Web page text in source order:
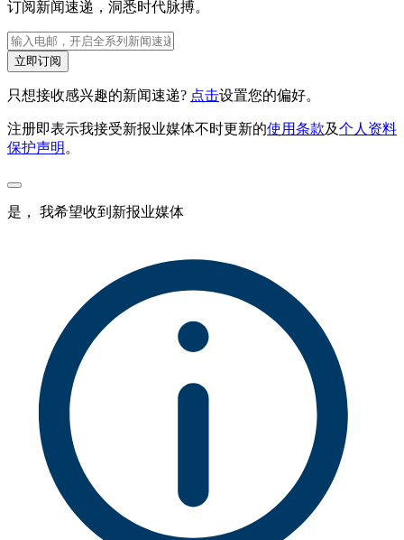
订阅新闻速递，洞悉时代脉搏。
立即订阅
只想接收感兴趣的新闻速递? 点击设置您的偏好。
注册即表示我接受新报业媒体不时更新的使用条款及个人资料
保护声明 。
是， 我希望收到新报业媒体